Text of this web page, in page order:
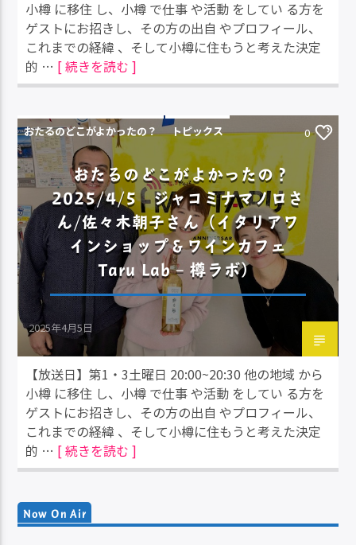
小樽 に移住 し、小樽 で仕事 や活動 をしてい る方を
ゲストにお招きし、その方の出自 やプロフィール、
これまでの経緯 、そして小樽に住もうと考えた決定
的 … [ 続きを読む ]
おたるのどこがよかったの？ トピックス 0
おたるのどこがよかったの？
2025/4/5 ジャコミナマノロさ
ん/佐々木朝子さん（イタリアワ
インショップ＆ワインカフェ
Taru Lab – 樽ラボ）
2025年4月5日
【放送日】第1・3土曜日 20:00~20:30 他の地域 から
小樽 に移住 し、小樽 で仕事 や活動 をしてい る方を
ゲストにお招きし、その方の出自 やプロフィール、
これまでの経緯 、そして小樽に住もうと考えた決定
的 … [ 続きを読む ]
Now On Air